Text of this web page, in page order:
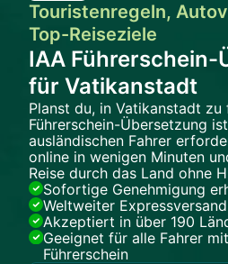
Touristenregeln,
Top-Reiseziele
IAA Führerschein-
für Vatikanstadt
Planst du, in Vatikanstadt zu
Führerschein-Übersetzung
ausländischen Fahrer
online in wenigen Minuten
Reise durch das Land ohne
Sofortige Genehmigung
Weltweiter
Akzeptiert in über 190
Geeignet für alle Fahrer
Führerschein